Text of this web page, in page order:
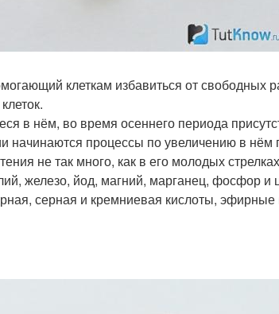
клеткам избавиться от свободных
в нём, во время осеннего периода
начинаются процессы по увеличению в нём
не так много, как в его молодых
железо, йод, магний, марганец, фосфор и
серная и кремниевая кислоты, эфирные